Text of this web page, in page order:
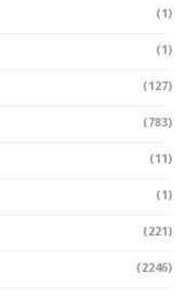
(1)
(1)
(127)
(783)
(11)
(1)
(221)
(2246)